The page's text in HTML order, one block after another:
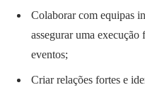
Colaborar com equipas
assegurar uma
eventos;
Criar relações fortes e